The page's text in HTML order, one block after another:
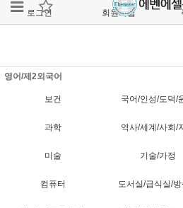
로그인 회원가입
영어/제2외국어
보건 국어/인성/도덕/
과학 역사/세계/사회/
미술 기술/가정
컴퓨터 도서실/급식실/방